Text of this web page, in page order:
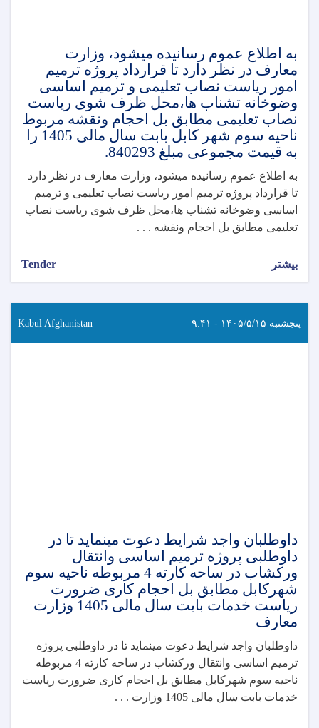
به اطلاع عموم رسانیده میشود، وزارت
معارف در نظر دارد تا قرارداد پروژه ترمیم
امور ریاست نصاب تعلیمی و ترمیم اساسی
وضوخانه تشناب ها،محل ظرف شوی ریاست
نصاب تعلیمی مطابق بل احجام ونقشه مربوط
ناحیه سوم شهر کابل بابت سال مالی 1405 را
به قیمت مجموعی مبلغ 840293.
به اطلاع عموم رسانیده میشود، وزارت معارف در نظر دارد
تا قرارداد پروژه ترمیم امور ریاست نصاب تعلیمی و ترمیم
اساسی وضوخانه تشناب ها،محل ظرف شوی ریاست نصاب
تعلیمی مطابق بل احجام ونقشه . . .
بیشتر Tender
پنجشنبه ۱۴۰۵/۵/۱۵ - ۹:۴۱ Kabul Afghanistan
داوطلبان واجد شرایط دعوت مینماید تا در
داوطلبی پروژه ترمیم اساسی وانتقال
ورکشاب در ساحه کارته 4 مربوطه ناحیه سوم
شهرکابل مطابق بل احجام کاری ضرورت
ریاست خدمات بابت سال مالی 1405 وزارت
معارف
داوطلبان واجد شرایط دعوت مینماید تا در داوطلبی پروژه
ترمیم اساسی وانتقال ورکشاب در ساحه کارته 4 مربوطه
ناحیه سوم شهرکابل مطابق بل احجام کاری ضرورت ریاست
خدمات بابت سال مالی 1405 وزارت . . .